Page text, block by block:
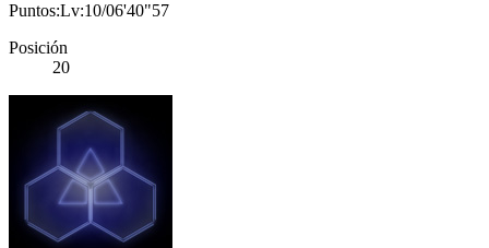
Puntos:Lv:10/06'40"57
Posición
20